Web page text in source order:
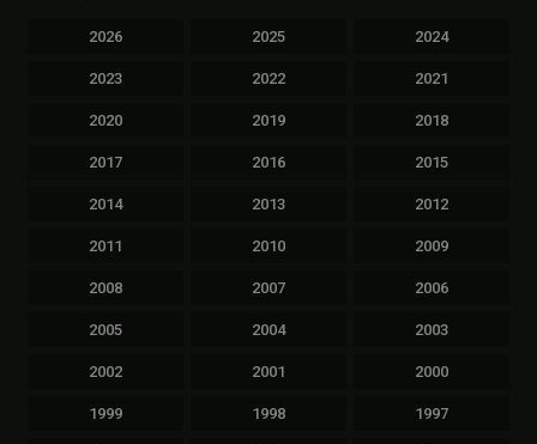
2026 2025 2024
2023 2022 2021
2020 2019 2018
2017 2016 2015
2014 2013 2012
2011 2010 2009
2008 2007 2006
2005 2004 2003
2002 2001 2000
1999 1998 1997